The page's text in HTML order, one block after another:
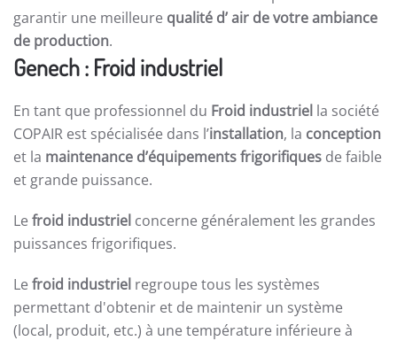
garantir une meilleure qualité d’ air de votre ambiance
de production.
Genech : Froid industriel
En tant que professionnel du Froid industriel la société
COPAIR est spécialisée dans l’installation, la conception
et la maintenance d’équipements frigorifiques de faible
et grande puissance.
Le froid industriel concerne généralement les grandes
puissances frigorifiques.
Le froid industriel regroupe tous les systèmes
permettant d'obtenir et de maintenir un système
(local, produit, etc.) à une température inférieure à